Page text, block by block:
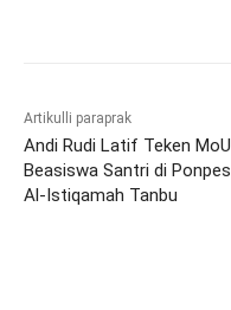
Artikulli paraprak
Andi Rudi Latif Teken MoU
Beasiswa Santri di Ponpes
Al-Istiqamah Tanbu